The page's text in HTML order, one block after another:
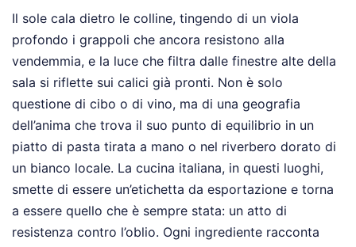
Il sole cala dietro le colline, tingendo di un viola
profondo i grappoli che ancora resistono alla
vendemmia, e la luce che filtra dalle finestre alte della
sala si riflette sui calici già pronti. Non è solo
questione di cibo o di vino, ma di una geografia
dell’anima che trova il suo punto di equilibrio in un
piatto di pasta tirata a mano o nel riverbero dorato di
un bianco locale. La cucina italiana, in questi luoghi,
smette di essere un’etichetta da esportazione e torna
a essere quello che è sempre stata: un atto di
resistenza contro l’oblio. Ogni ingrediente racconta